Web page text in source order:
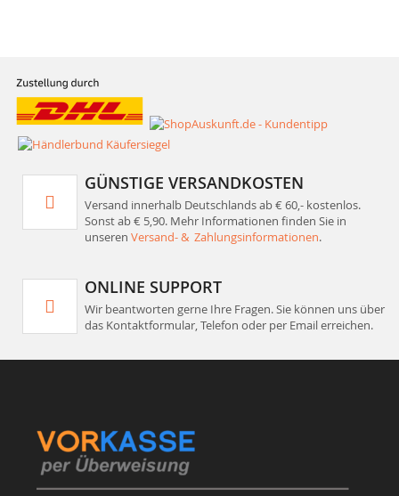
GÜNSTIGE VERSANDKOSTEN
Versand innerhalb Deutschlands ab € 60,- kostenlos.
Sonst ab € 5,90. Mehr Informationen finden Sie in
unseren Versand- & Zahlungsinformationen.
ONLINE SUPPORT
Wir beantworten gerne Ihre Fragen. Sie können uns über
das Kontaktformular, Telefon oder per Email erreichen.